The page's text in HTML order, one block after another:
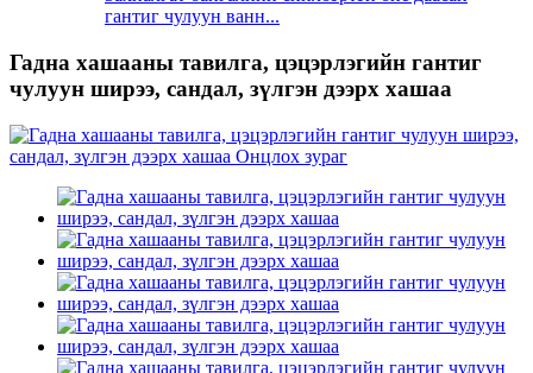
гантиг чулуун ванн...
Гадна хашааны тавилга, цэцэрлэгийн гантиг
чулуун ширээ, сандал, зүлгэн дээрх хашаа